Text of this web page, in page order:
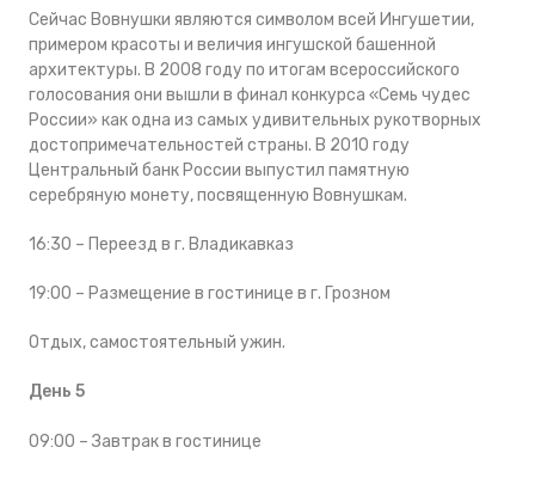
Сейчас Вовнушки являются символом всей Ингушетии,
примером красоты и величия ингушской башенной
архитектуры. В 2008 году по итогам всероссийского
голосования они вышли в финал конкурса «Семь чудес
России» как одна из самых удивительных рукотворных
достопримечательностей страны. В 2010 году
Центральный банк России выпустил памятную
серебряную монету, посвященную Вовнушкам.
16:30 – Переезд в г. Владикавказ
19:00 – Размещение в гостинице в г. Грозном
Отдых, самостоятельный ужин.
День 5
09:00 – Завтрак в гостинице